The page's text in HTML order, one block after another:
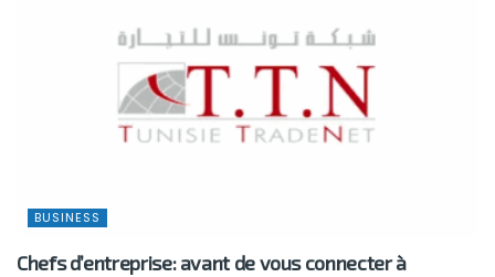
BUSINESS
Chefs d’entreprise: avant de vous connecter à